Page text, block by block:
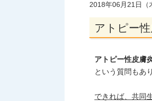
2018年06月21日（
アトピー
アトピー性皮膚
という質問もあ
できれば、共同